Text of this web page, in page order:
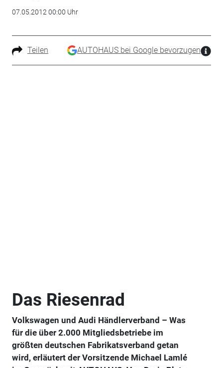
07.05.2012 00:00 Uhr
Teilen AUTOHAUS bei Google bevorzugen
Das Riesenrad
Volkswagen und Audi Händlerverband – Was
für die über 2.000 Mitgliedsbetriebe im
größten deutschen Fabrikatsverband getan
wird, erläutert der Vorsitzende Michael Lamlé